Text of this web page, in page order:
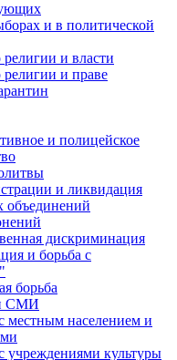
и в политической
и власти
и праве
и полицейское
и ликвидация
объединений
дискриминация
и борьба с
борьба
СМИ
местным населением и
учреждениями культуры